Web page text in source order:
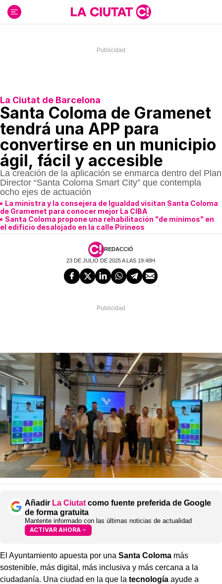
contenido
La Ciutat de Barcelona
Santa Coloma de Gramenet
tendrá una APP para
convertirse en un municipio
ágil, fácil y accesible
La creación de la aplicación se enmarca dentro del Plan
Director “Santa Coloma Smart City” que contempla
ocho ejes de actuación
La ministra y la consejera de Igualdad visitan Santa Coloma
de Gramenet para conocer mejor La CIBA
Santa Coloma propone una rehabilitación "de mínimos" en
el edificio desalojado en la calle Pirineos
REDACCIÓ
23 DE JULIO DE 2025 A LAS 19:48H
Añadir La Ciutat como fuente preferida de Google
de forma gratuita
Mantente informado con las últimas noticias de actualidad
ACTIVAR AHORA
El Ayuntamiento apuesta por una Santa Coloma más
sostenible, más digital, más inclusiva y más cercana a la
ciudadanía. Una ciudad en la que la tecnología ayude a